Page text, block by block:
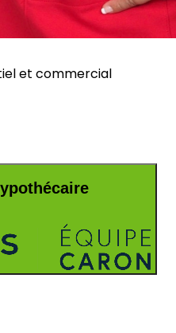
et commercial